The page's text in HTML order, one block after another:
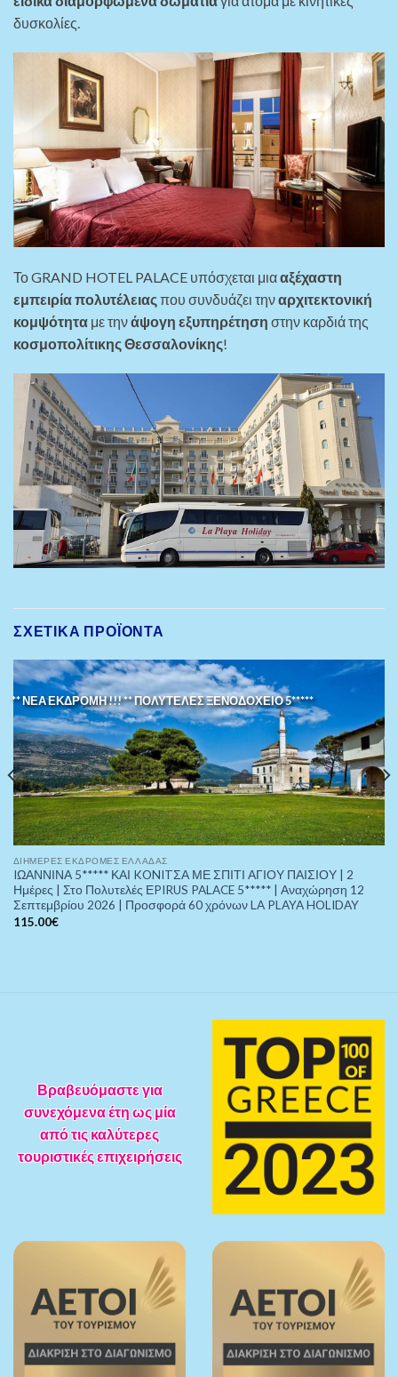
δυσκολίες.
Το GRAND HOTEL PALACE υπόσχεται μιααξέχαστη
εμπειρία πολυτέλειαςπου συνδυάζει τηναρχιτεκτονική
κομψότητα με τηνάψογη εξυπηρέτηση στην καρδιά της
κοσμοπολίτικης Θεσσαλονίκης!
ΣΧΕΤΙΚΆ ΠΡΟΪΌΝΤΑ
** ΝΕΑ ΕΚΔΡΟΜΗ !!! ** ΠΟΛΥΤΕΛΕΣ ΞΕΝΟΔΟΧΕΙΟ 5*****
ΔΙΉΜΕΡΕΣ ΕΚΔΡΟΜΈΣ ΕΛΛΆΔΑΣ
IΩΑΝΝΙΝΑ 5***** ΚΑΙ KONITΣΑ ΜΕ ΣΠΙΤΙ ΑΓΙΟΥ ΠΑΙΣΙΟΥ | 2
Ημέρες | Στο Πολυτελές ΕPIRUS PALACE 5***** | Αναχώρηση 12
Σεπτεμβρίου 2026 | Προσφορά 60 χρόνων LA PLAYA HOLIDAY
115.00€
Βραβευόμαστε για
συνεχόμενα έτη ως μία
από τις καλύτερες
τουριστικές επιχειρήσεις